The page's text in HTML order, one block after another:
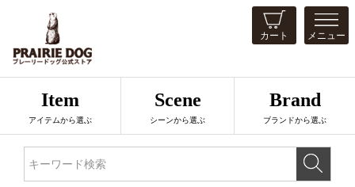
カート メニュー
Item
アイテムから選ぶ
Scene
シーンから選ぶ
Brand
ブランドから選ぶ